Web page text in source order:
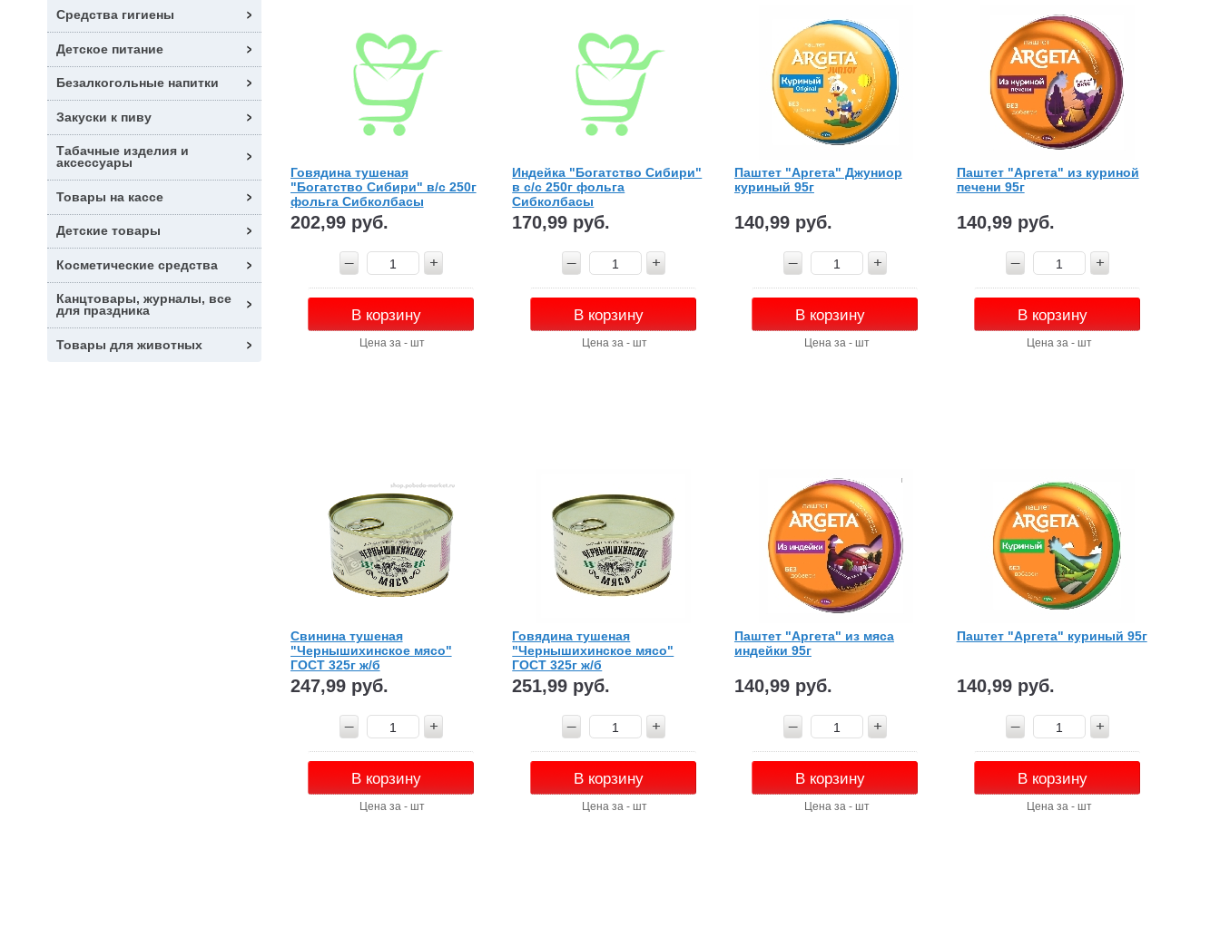
Средства гигиены
Детское питание
Безалкогольные напитки
Закуски к пиву
Табачные изделия и
аксессуары
Товары на кассе
Детские товары
Косметические средства
Канцтовары, журналы, все
для праздника
Товары для животных
Говядина тушеная
"Богатство Сибири" в/с 250г
фольга Сибколбасы
202,99 руб.
В корзину
Цена за - шт
Индейка "Богатство Сибири"
в с/с 250г фольга
Сибколбасы
170,99 руб.
В корзину
Цена за - шт
Паштет "Аргета" Джуниор
куриный 95г
140,99 руб.
В корзину
Цена за - шт
Паштет "Аргета" из куриной
печени 95г
140,99 руб.
В корзину
Цена за - шт
Свинина тушеная
"Чернышихинское мясо"
ГОСТ 325г ж/б
247,99 руб.
В корзину
Цена за - шт
Говядина тушеная
"Чернышихинское мясо"
ГОСТ 325г ж/б
251,99 руб.
В корзину
Цена за - шт
Паштет "Аргета" из мяса
индейки 95г
140,99 руб.
В корзину
Цена за - шт
Паштет "Аргета" куриный 95г
140,99 руб.
В корзину
Цена за - шт